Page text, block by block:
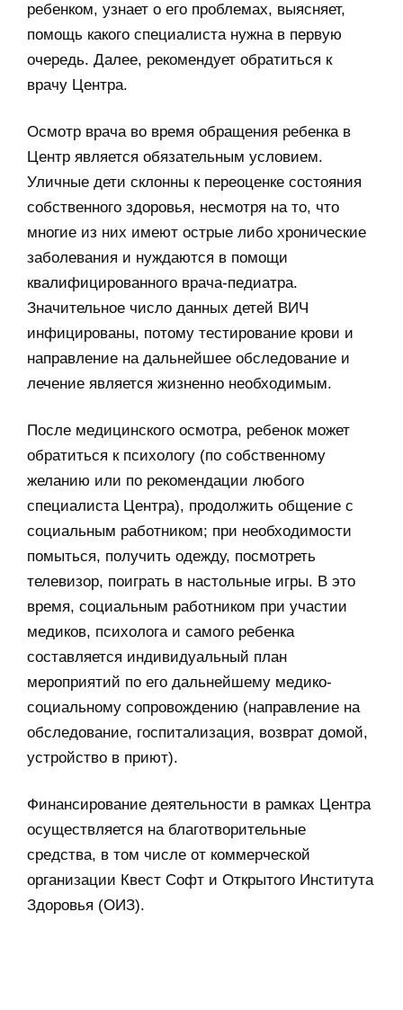
ребенком, узнает о его проблемах, выясняет,
помощь какого специалиста нужна в первую
очередь. Далее, рекомендует обратиться к
врачу Центра.
Осмотр врача во время обращения ребенка в
Центр является обязательным условием.
Уличные дети склонны к переоценке состояния
собственного здоровья, несмотря на то, что
многие из них имеют острые либо хронические
заболевания и нуждаются в помощи
квалифицированного врача-педиатра.
Значительное число данных детей ВИЧ
инфицированы, потому тестирование крови и
направление на дальнейшее обследование и
лечение является жизненно необходимым.
После медицинского осмотра, ребенок может
обратиться к психологу (по собственному
желанию или по рекомендации любого
специалиста Центра), продолжить общение с
социальным работником; при необходимости
помыться, получить одежду, посмотреть
телевизор, поиграть в настольные игры. В это
время, социальным работником при участии
медиков, психолога и самого ребенка
составляется индивидуальный план
мероприятий по его дальнейшему медико-
социальному сопровождению (направление на
обследование, госпитализация, возврат домой,
устройство в приют).
Финансирование деятельности в рамках Центра
осуществляется на благотворительные
средства, в том числе от коммерческой
организации Квест Софт и Открытого Института
Здоровья (ОИЗ).